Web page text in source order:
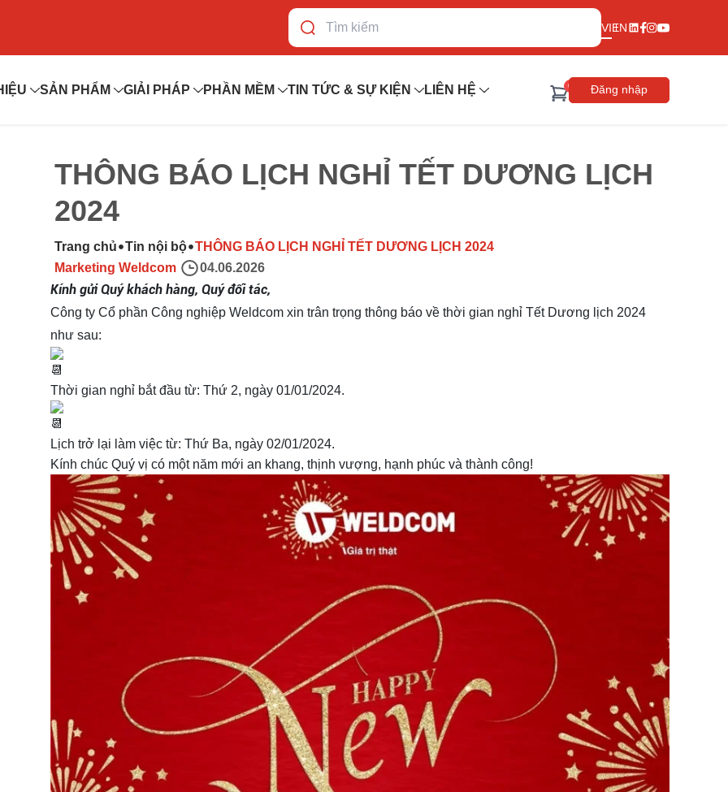
VIEN
SẢN PHẨM GIẢI PHÁP PHẦN MỀM TIN TỨC & SỰ KIỆN LIÊN HỆ 0 Đăng nhập
THÔNG BÁO LỊCH NGHỈ TẾT DƯƠNG LỊCH
2024
Trang chủ Tin nội bộ THÔNG BÁO LỊCH NGHỈ TẾT DƯƠNG LỊCH 2024
Marketing Weldcom
04.06.2026
Kính gửi Quý khách hàng, Quý đối tác,
Công ty Cổ phần Công nghiệp Weldcom xin trân trọng thông báo về thời gian nghỉ Tết Dương lịch 2024 như
sau:
Thời gian nghỉ bắt đầu từ: Thứ 2, ngày 01/01/2024.
Lịch trở lại làm việc từ: Thứ Ba, ngày 02/01/2024.
Kính chúc Quý vị có một năm mới an khang, thịnh vượng, hạnh phúc và thành công!